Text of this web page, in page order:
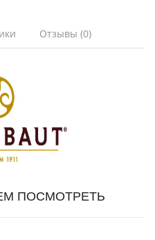
Отзывы (0)
ПОСМОТРЕТЬ